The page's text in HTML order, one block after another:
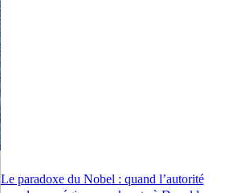
Le paradoxe du Nobel : quand l’autorité